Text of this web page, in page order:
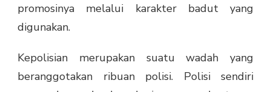
promosinya melalui karakter badut yang
digunakan.
Kepolisian merupakan suatu wadah yang
beranggotakan ribuan polisi. Polisi sendiri